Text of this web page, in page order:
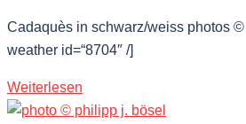
Cadaquès in schwarz/weiss photos
weather id=“8704″ /]
Weiterlesen